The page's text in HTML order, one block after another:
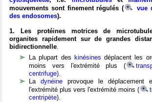
mouvements sont finement régulés (
vue
des endosomes).
1. Les protéines motrices de
organites rapidement sur de grandes
bidirectionnelle.
La plupart des kinésines déplacent les
moins vers l'extrémité plus (
centrifuge).
La dynéine provoque le déplacement
l'extrémité plus vers l'extrémité moins (
centripète).